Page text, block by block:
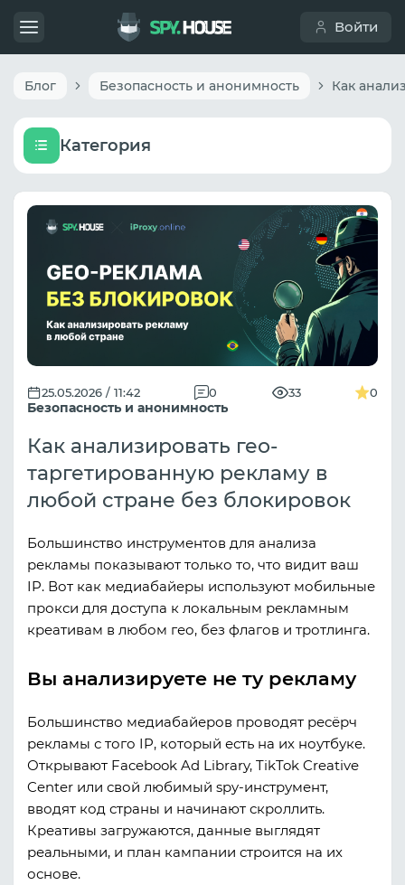
Войти
Блог Безопасность и анонимность
Категория
Безопасность и анонимность
25.05.2026 / 11:42 0 33 0
Как анализировать гео-
таргетированную рекламу в
любой стране без блокировок
Большинство инструментов для анализа
рекламы показывают только то, что видит ваш
IP. Вот как медиабайеры используют мобильные
прокси для доступа к локальным рекламным
креативам в любом гео, без флагов и тротлинга.
Вы анализируете не ту рекламу
Большинство медиабайеров проводят ресёрч
рекламы с того IP, который есть на их ноутбуке.
Открывают Facebook Ad Library, TikTok Creative
Center или свой любимый spy-инструмент,
вводят код страны и начинают скроллить.
Креативы загружаются, данные выглядят
реальными, и план кампании строится на их
основе.